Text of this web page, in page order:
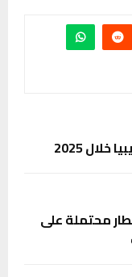
محتملة على